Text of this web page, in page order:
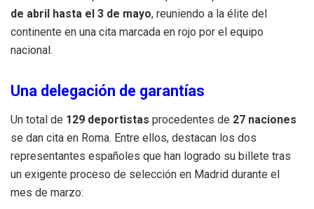
de abril hasta el 3 de mayo, reuniendo a la élite del
continente en una cita marcada en rojo por el equipo
nacional.
Una delegación de garantías
Un total de 129 deportistas procedentes de 27 naciones
se dan cita en Roma. Entre ellos, destacan los dos
representantes españoles que han logrado su billete tras
un exigente proceso de selección en Madrid durante el
mes de marzo: